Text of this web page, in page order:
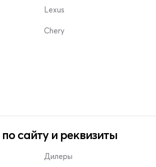
Lexus
Chery
сайту и реквизиты
Дилеры